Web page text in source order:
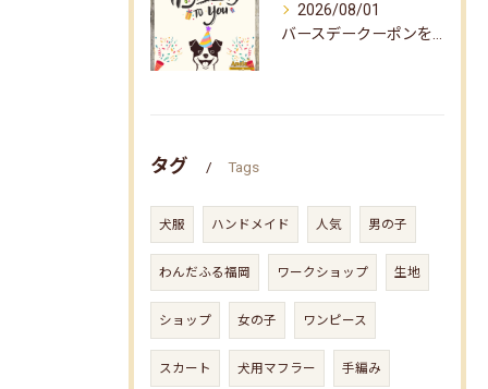
2026/08/01
タグ Tags
犬服 ハンドメイド 人気 男の子
わんだふる福岡 ワークショップ 生地
ショップ 女の子 ワンピース
スカート 犬用マフラー 手編み